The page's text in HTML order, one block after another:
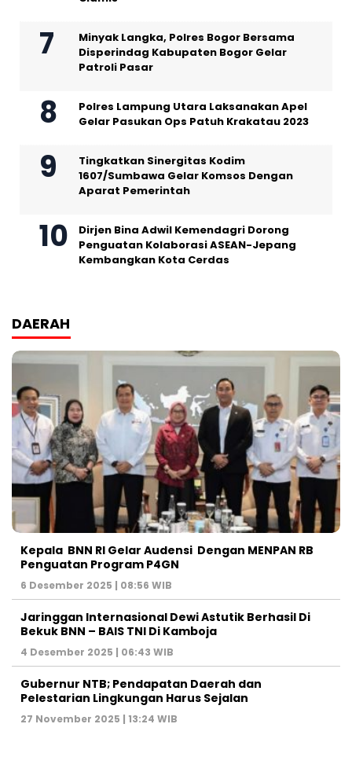
Minyak Langka, Polres Bogor Bersama
Disperindag Kabupaten Bogor Gelar
Patroli Pasar
Polres Lampung Utara Laksanakan Apel
Gelar Pasukan Ops Patuh Krakatau 2023
Tingkatkan Sinergitas Kodim
1607/Sumbawa Gelar Komsos Dengan
Aparat Pemerintah
Dirjen Bina Adwil Kemendagri Dorong
Penguatan Kolaborasi ASEAN-Jepang
Kembangkan Kota Cerdas
DAERAH
Kepala BNN RI Gelar Audensi Dengan MENPAN RB
Penguatan Program P4GN
6 Desember 2025 | 08:56 WIB
Jaringgan Internasional Dewi Astutik Berhasil Di
Bekuk BNN – BAIS TNI Di Kamboja
4 Desember 2025 | 06:43 WIB
Gubernur NTB; Pendapatan Daerah dan
Pelestarian Lingkungan Harus Sejalan
27 November 2025 | 13:24 WIB